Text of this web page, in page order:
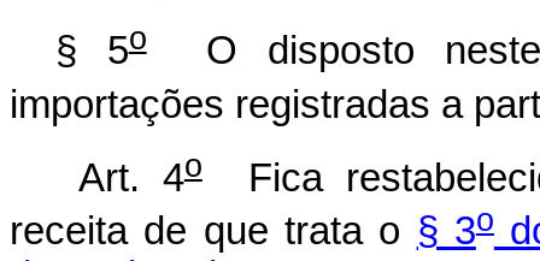
§ 5oO disposto neste
importações registradas a
Art. 4oFica
receita de que trata o § 3o